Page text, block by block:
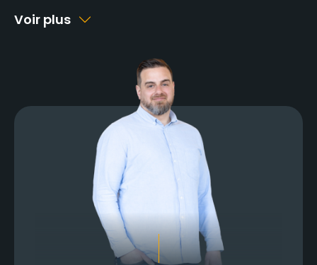
Voir plus